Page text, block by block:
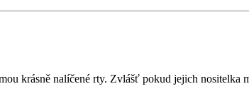
krásně nalíčené rty. Zvlášť pokud jejich nositelka